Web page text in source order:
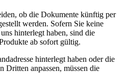
ob die Dokumente künftig per
werden. Sofern Sie keine
hinterlegt haben, sind die
ab sofort gültig.
hinterlegt haben oder die
Dritten anpassen, müssen die